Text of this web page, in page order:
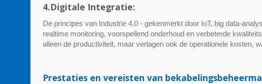
4.Digitale Integratie:
De principes van Industrie 4.0 - gekenmerkt door IoT, big data-
realtime monitoring, voorspellend onderhoud en verbeterde
alleen de productiviteit, maar verlagen ook de operationele kosten,
Prestaties en vereisten van